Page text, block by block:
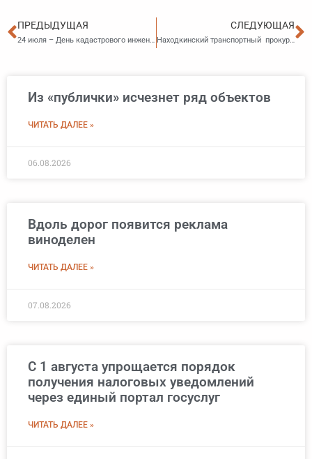
Пред
ПРЕДЫДУЩАЯ
24 июля – День кадастрового инженера
СЛЕДУЮЩАЯ
Находкинский транспортный прокурор проведет прием предпринимателей
Из «публички» исчезнет ряд объектов
ЧИТАТЬ ДАЛЕЕ »
06.08.2026
Вдоль дорог появится реклама
виноделен
ЧИТАТЬ ДАЛЕЕ »
07.08.2026
С 1 августа упрощается порядок
получения налоговых уведомлений
через единый портал госуслуг
ЧИТАТЬ ДАЛЕЕ »